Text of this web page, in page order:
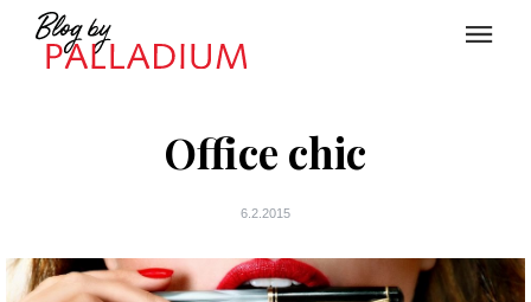
Office chic
6.2.2015